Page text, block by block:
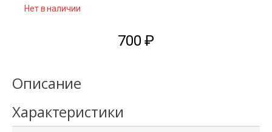
Нет в наличии
700₽
Описание
Характеристики